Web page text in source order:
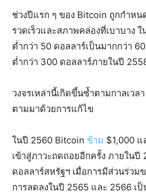
ช่วงปีแรก ๆ ของ Bitcoin ถูกกำห
รวดเร็วและสภาพคล่องที่เบาบาง
ต่ำกว่า 50 ดอลลาร์เป็นมากกว่า
ต่ำกว่า 300 ดอลลาร์ภายในปี
วงจรเหล่านี้เกิดขึ้นซ้ำตามกาลเว
ตามมาด้วยการแก้ไข
ในปี 2560 Bitcoin ข้าม $1,000 แ
เข้าสู่ภาวะถดถอยอีกครั้ง ภายในปี
ดอลลาร์สหรัฐฯ เมื่อการมีส่วนร่วม
การลดลงในปี 2565 และ 2566 เ